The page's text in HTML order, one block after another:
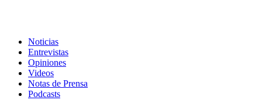
Noticias
Entrevistas
Opiniones
Videos
Notas de Prensa
Podcasts